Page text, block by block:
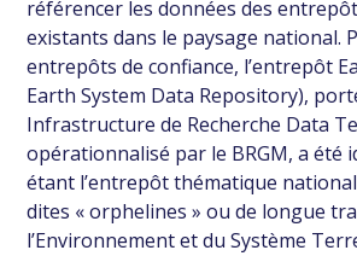
référencer les données des
existants dans le paysage national.
entrepôts de confiance, l’entrepôt
Earth System Data Repository),
Infrastructure de Recherche Data
opérationnalisé par le BRGM, a été
étant l’entrepôt thématique
dites « orphelines » ou de longue
l’Environnement et du Système